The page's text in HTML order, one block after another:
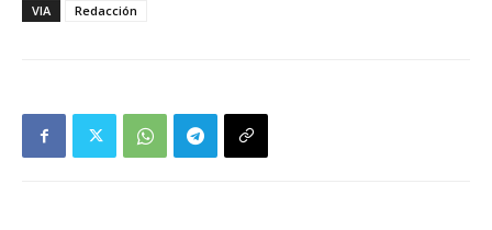
VIA Redacción